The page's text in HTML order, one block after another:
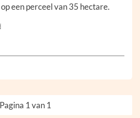
een perceel van 35 hectare.
Pagina 1 van 1